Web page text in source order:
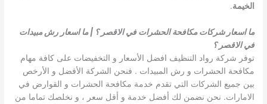
الخيمة.
ما اسعار شركات مكافحة الحشرات في الاقصر ؟ | ما اسعار رش مبيدات
في الاقصر ؟
توفر شركة رواد التنظيف افضل الأسعار و التخفيضات على كافة مهام
مكافحة الحشرات و رش المبيدات . فنحن الشركة الأفضل و الأرخص
بين جميع الشركات التي تقدم خدمة مكافحة الحشرات و القوارض في
الامارات. نحن نضمن لك أفضل خدمة و أقل سعر ، و نخلصك تماما من